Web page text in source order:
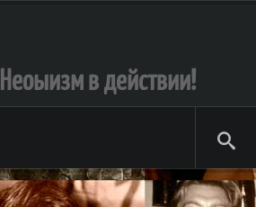
Неоыизм в действии!